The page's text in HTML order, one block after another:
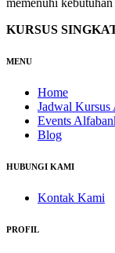
memenuhi
KURSUS
MENU
Home
Jadwal Kursus
Events
Blog
HUBUNGI KAMI
Kontak Kami
PROFIL